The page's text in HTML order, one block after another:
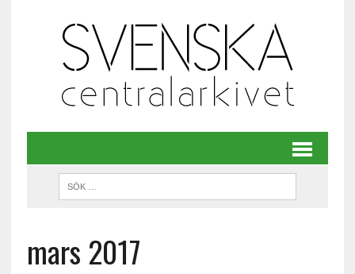
mars 2017